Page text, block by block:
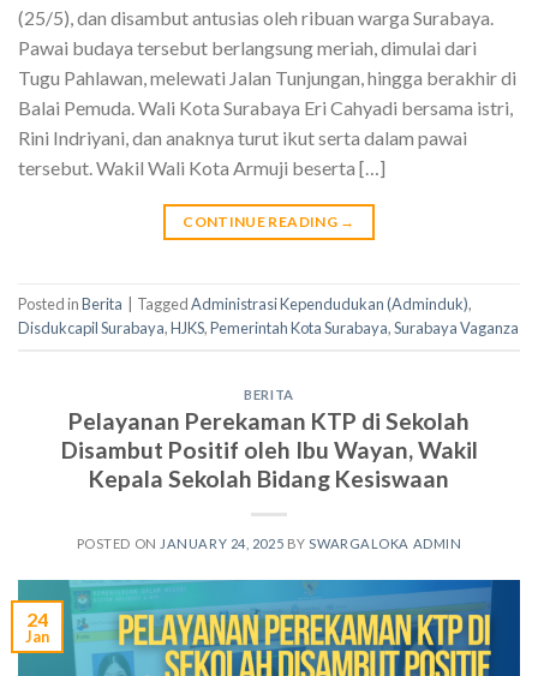
(25/5), dan disambut antusias oleh ribuan warga Surabaya.
Pawai budaya tersebut berlangsung meriah, dimulai dari
Tugu Pahlawan, melewati Jalan Tunjungan, hingga berakhir di
Balai Pemuda. Wali Kota Surabaya Eri Cahyadi bersama istri,
Rini Indriyani, dan anaknya turut ikut serta dalam pawai
tersebut. Wakil Wali Kota Armuji beserta […]
CONTINUE READING →
Posted inBerita TaggedAdministrasi Kependudukan (Adminduk),
Disdukcapil Surabaya,HJKS,Pemerintah Kota Surabaya,Surabaya Vaganza
BERITA
Pelayanan Perekaman KTP di Sekolah
Disambut Positif oleh Ibu Wayan, Wakil
Kepala Sekolah Bidang Kesiswaan
POSTED ON JANUARY 24, 2025 BYSWARGALOKA ADMIN
24
Jan